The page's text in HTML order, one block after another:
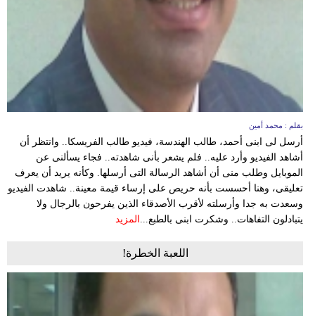
بقلم : محمد أمين
أرسل لى ابنى أحمد، طالب الهندسة، فيديو طالب الفريسكا.. وانتظر أن
أشاهد الفيديو وأرد عليه.. فلم يشعر بأنى شاهدته.. فجاء يسألنى عن
الموبايل وطلب منى أن أشاهد الرسالة التى أرسلها. وكأنه يريد أن يعرف
تعليقى، وهنا أحسست بأنه حريص على إرساء قيمة معينة.. شاهدت الفيديو
وسعدت به جدا وأرسلته لأقرب الأصدقاء الذين يفرحون بالرجال ولا
يتبادلون التفاهات.. وشكرت ابنى بالطبع...
المزيد
اللعبة الخطرة!